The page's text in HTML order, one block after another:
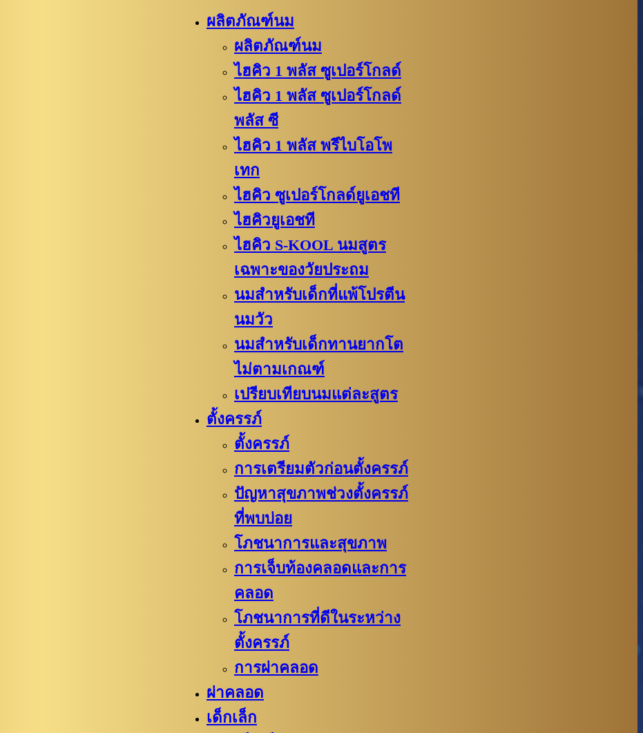
ผลิตภัณฑ์นม
ผลิตภัณฑ์นม
ไฮคิว 1 พลัส ซูเปอร์โกลด์
ไฮคิว 1 พลัส ซูเปอร์โกลด์
พลัส ซี
ไฮคิว​ 1 พลัส พรีไบโอโพ
เทก
ไฮคิว​​ ซูเปอร์โกลด์ยูเอชที
ไฮคิวยูเอชที
ไฮคิว S-KOOL นมสูตร
เฉพาะของวัยประถม
นมสำหรับเด็กที่แพ้โปรตีน
นมวัว
นมสำหรับเด็กทานยากโต
ไม่ตามเกณฑ์
เปรียบเทียบนมแต่ละสูตร
ตั้งครรภ์
ตั้งครรภ์
การเตรียมตัวก่อนตั้งครรภ์​
ปัญหาสุขภาพช่วงตั้งครรภ์
ที่พบบ่อย
โภชนาการและสุขภาพ
การเจ็บท้องคลอดและการ
คลอด
โภชนาการที่ดีในระหว่าง
ตั้งครรภ์
การผ่าคลอด
ผ่าคลอด
เด็กเล็ก